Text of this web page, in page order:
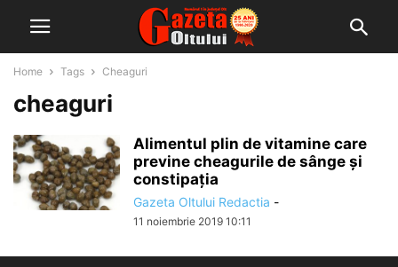
Home Tags Cheaguri
cheaguri
Alimentul plin de vitamine care
previne cheagurile de sânge și
constipația
Gazeta Oltului Redactia -
11 noiembrie 2019 10:11